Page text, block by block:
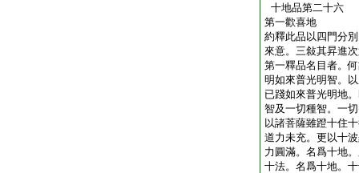
十地品第二十六
第一歡喜地
約釋此品以四門分
來意。三敍其昇進
第一釋品名目者。
明如來普光明智。
已踐如來普光明地
智及一切種智。一
以諸菩薩雖蹬十住
道力未充。更以十
力圓滿。名爲十地
十法。名爲十地。